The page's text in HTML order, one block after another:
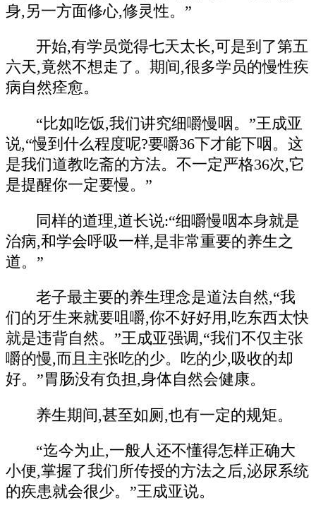
身,另一方面修心,修灵性。”
开始,有学员觉得七天太长,可是到了第五
六天,竟然不想走了。期间,很多学员的慢性疾
病自然痊愈。
“比如吃饭,我们讲究细嚼慢咽。”王成亚
说,“慢到什么程度呢?要嚼36下才能下咽。这
是我们道教吃斋的方法。不一定严格36次,它
是提醒你一定要慢。”
同样的道理,道长说:“细嚼慢咽本身就是
治病,和学会呼吸一样,是非常重要的养生之
道。”
老子最主要的养生理念是道法自然,“我
们的牙生来就要咀嚼,你不好好用,吃东西太快
就是违背自然。”王成亚强调,“我们不仅主张
嚼的慢,而且主张吃的少。吃的少,吸收的却
好。”胃肠没有负担,身体自然会健康。
养生期间,甚至如厕,也有一定的规矩。
“迄今为止,一般人还不懂得怎样正确大
小便,掌握了我们所传授的方法之后,泌尿系统
的疾患就会很少。”王成亚说。